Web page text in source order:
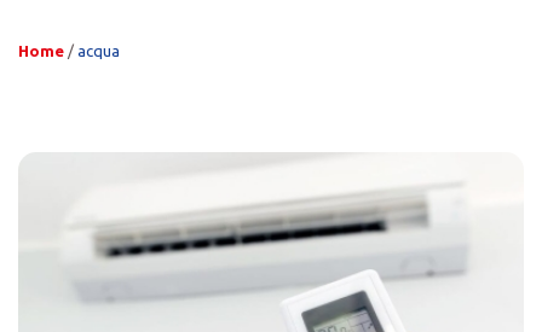
Home / acqua